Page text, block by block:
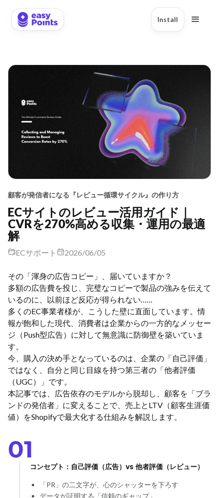
Install
顧客が発信者になる『レビュー循環サイクル』の作り方
ECサイトのレビュー活用ガイド｜
CVRを270%高める収集・運用の最適
解
ECサポート 2026/06/05
その「渾身の広告コピー」、届いていますか？
多額の広告費を投じ、完璧なコピーで製品の強みを伝えて
いるのに、以前ほど反応が得られない……
多くのEC事業者様が、こうした壁に直面しています。情
報が飽和した現代、消費者は企業からの一方的なメッセー
ジ（Push型広告）に対して無意識に防御壁を築いていま
す。
今、購入の決め手となっているのは、企業の「自己評価」
ではなく、自分と同じ目線を持つ第三者の「他者評価
（UGC）」です。
本記事では、広告依存のモデルから脱却し、顧客を「ブラ
ンドの発信者」に変えることで、売上とLTV（顧客生涯価
値）をShopifyで最大化する仕組みを解説します。
01
コンセプト：自己評価（広告）vs 他者評価（レビュー）
「PR」の二文字が、心のシャッターを下ろす
データが証明する「信頼のギャップ」